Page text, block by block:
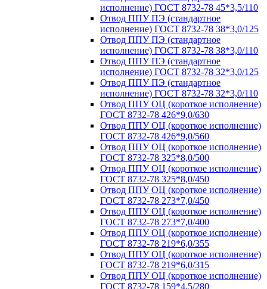
исполнение) ГОСТ 8732-78 45*3,5/110
Отвод ППУ ПЭ (стандартное
исполнение) ГОСТ 8732-78 38*3,0/125
Отвод ППУ ПЭ (стандартное
исполнение) ГОСТ 8732-78 38*3,0/110
Отвод ППУ ПЭ (стандартное
исполнение) ГОСТ 8732-78 32*3,0/125
Отвод ППУ ПЭ (стандартное
исполнение) ГОСТ 8732-78 32*3,0/110
Отвод ППУ ОЦ (короткое исполнение)
ГОСТ 8732-78 426*9,0/630
Отвод ППУ ОЦ (короткое исполнение)
ГОСТ 8732-78 426*9,0/560
Отвод ППУ ОЦ (короткое исполнение)
ГОСТ 8732-78 325*8,0/500
Отвод ППУ ОЦ (короткое исполнение)
ГОСТ 8732-78 325*8,0/450
Отвод ППУ ОЦ (короткое исполнение)
ГОСТ 8732-78 273*7,0/450
Отвод ППУ ОЦ (короткое исполнение)
ГОСТ 8732-78 273*7,0/400
Отвод ППУ ОЦ (короткое исполнение)
ГОСТ 8732-78 219*6,0/355
Отвод ППУ ОЦ (короткое исполнение)
ГОСТ 8732-78 219*6,0/315
Отвод ППУ ОЦ (короткое исполнение)
ГОСТ 8732-78 159*4,5/280